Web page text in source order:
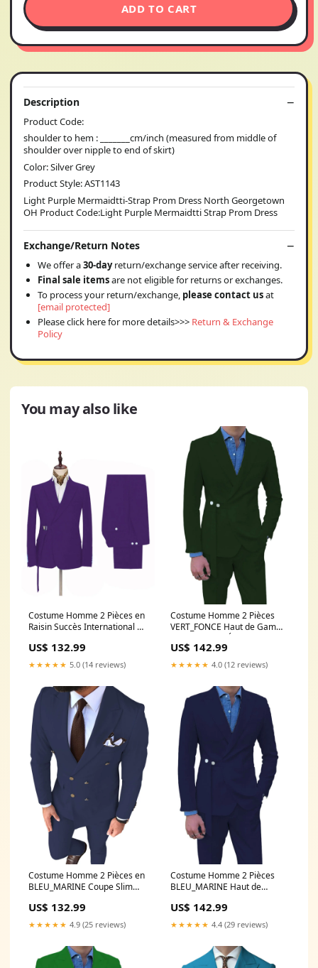
ADD TO CART
Description
Product Code:
shoulder to hem : _______cm/inch (measured from middle of
shoulder over nipple to end of skirt)
Color: Silver Grey
Product Style: AST1143
Light Purple Mermaidtti-Strap Prom Dress North Georgetown
OH Product Code:Light Purple Mermaidtti Strap Prom Dress
Exchange/Return Notes
We offer a30-dayreturn/exchange service after receiving.
Final sale itemsare not eligible for returns or exchanges.
To process your return/exchange, please contact usat
[email protected]
Please click here for more details>>> Return & Exchange
Policy
You may also like
Costume Homme 2 Pièces en
Raisin Succès International et
Couleur:RAISIN
US$ 132.99
★★★★★ 5.0 (14 reviews)
Costume Homme 2 Pièces
VERT_FONCE Haut de Gamme
Coupe Slim et Élégance pour
Cérémonies ROSE CANNELLE
US$ 142.99
★★★★★ 4.0 (12 reviews)
Costume Homme 2 Pièces en
BLEU_MARINE Coupe Slim
en Affaires
Couleur:BLEU_MARINE
US$ 132.99
★★★★★ 4.9 (25 reviews)
Costume Homme 2 Pièces
BLEU_MARINE Haut de
Élégance pour Cérémonies
Couleur:BLEU_MARINE
US$ 142.99
★★★★★ 4.4 (29 reviews)